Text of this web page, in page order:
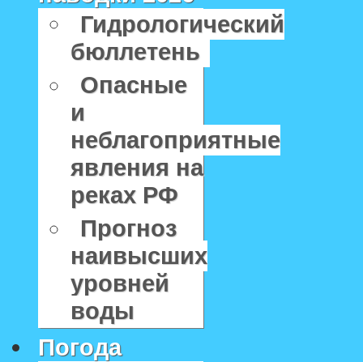
Гидрологический
бюллетень
Опасные
и
неблагоприятные
явления на
реках РФ
Прогноз
наивысших
уровней
воды
Погода